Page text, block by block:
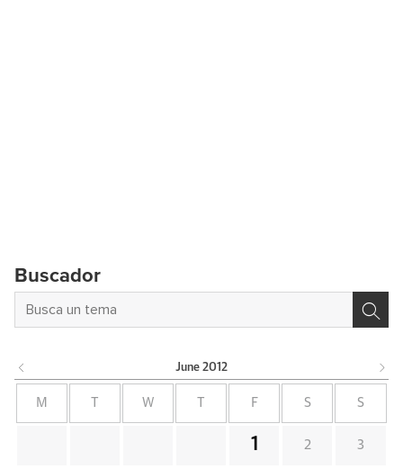
Buscador
June 2012
M W F S S
1 2 3